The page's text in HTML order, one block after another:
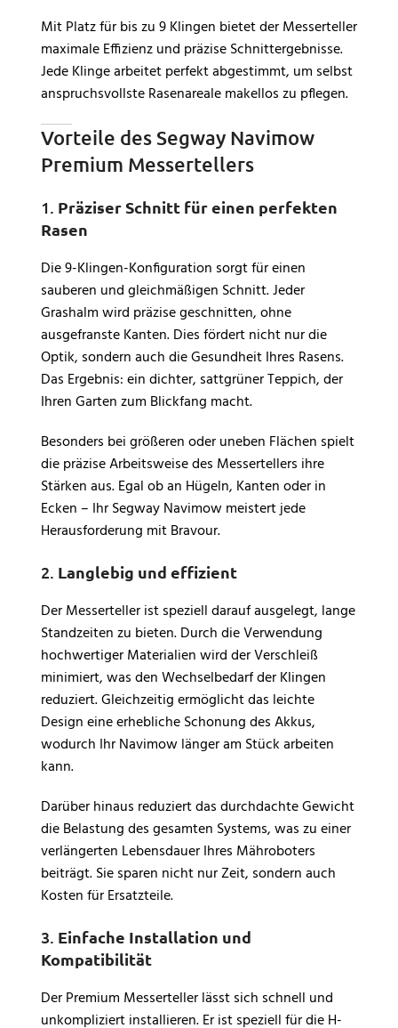
Mit Platz für bis zu 9 Klingen bietet der Messerteller
maximale Effizienz und präzise Schnittergebnisse.
Jede Klinge arbeitet perfekt abgestimmt, um selbst
anspruchsvollste Rasenareale makellos zu pflegen.
Vorteile des Segway Navimow
Premium Messertellers
1. Präziser Schnitt für einen perfekten
Rasen
Die 9-Klingen-Konfiguration sorgt für einen
sauberen und gleichmäßigen Schnitt. Jeder
Grashalm wird präzise geschnitten, ohne
ausgefranste Kanten. Dies fördert nicht nur die
Optik, sondern auch die Gesundheit Ihres Rasens.
Das Ergebnis: ein dichter, sattgrüner Teppich, der
Ihren Garten zum Blickfang macht.
Besonders bei größeren oder uneben Flächen spielt
die präzise Arbeitsweise des Messertellers ihre
Stärken aus. Egal ob an Hügeln, Kanten oder in
Ecken – Ihr Segway Navimow meistert jede
Herausforderung mit Bravour.
2. Langlebig und effizient
Der Messerteller ist speziell darauf ausgelegt, lange
Standzeiten zu bieten. Durch die Verwendung
hochwertiger Materialien wird der Verschleiß
minimiert, was den Wechselbedarf der Klingen
reduziert. Gleichzeitig ermöglicht das leichte
Design eine erhebliche Schonung des Akkus,
wodurch Ihr Navimow länger am Stück arbeiten
kann.
Darüber hinaus reduziert das durchdachte Gewicht
die Belastung des gesamten Systems, was zu einer
verlängerten Lebensdauer Ihres Mähroboters
beiträgt. Sie sparen nicht nur Zeit, sondern auch
Kosten für Ersatzteile.
3. Einfache Installation und
Kompatibilität
Der Premium Messerteller lässt sich schnell und
unkompliziert installieren. Er ist speziell für die H-